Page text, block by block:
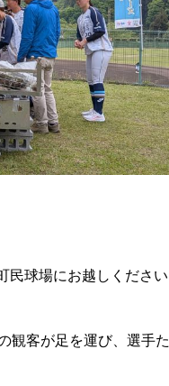
民球場にお越しください
観客が足を運び、選手た